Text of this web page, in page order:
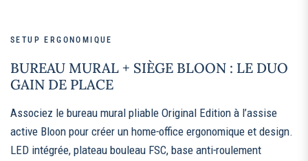
SETUP ERGONOMIQUE
BUREAU MURAL + SIÈGE BLOON : LE DUO
GAIN DE PLACE
Associez le bureau mural pliable Original Edition à l’assise
active Bloon pour créer un home‑office ergonomique et design.
LED intégrée, plateau bouleau FSC, base anti‑roulement